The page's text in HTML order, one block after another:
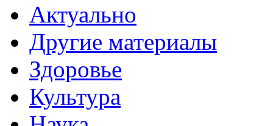
Актуально
Другие материалы
Здоровье
Культура